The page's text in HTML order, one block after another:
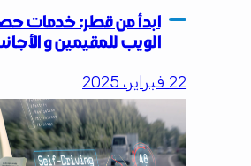
ابدأ من قطر: خدمات
الويب للمقيمين و
22 فبراير، 2025